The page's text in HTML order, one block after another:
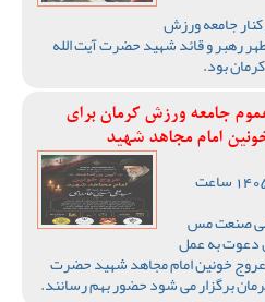
جامعه ورزش
رهبر و قائد شهید حضرت آیت الله
بود.
جامعه ورزش کرمان برای
امام مجاهد شهید
چهارشنبه 17 تیر ماه 1405 ساعت
صنعت مس
دعوت به عمل
خونین امام مجاهد شهید حضرت
برگزار می شود حضور بهم رسانند.